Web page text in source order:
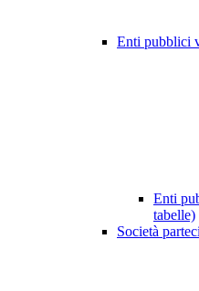
Enti pubblici
Enti
tabelle)
Società